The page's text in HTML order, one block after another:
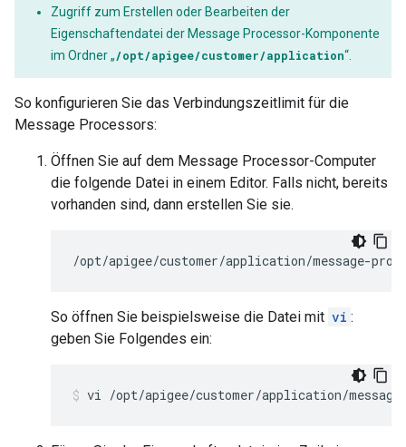
Zugriff zum Erstellen oder Bearbeiten der
Eigenschaftendatei der Message Processor-Komponente
im Ordner „/opt/apigee/customer/application“.
So konfigurieren Sie das Verbindungszeitlimit für die
Message Processors:
Öffnen Sie auf dem Message Processor-Computer
die folgende Datei in einem Editor. Falls nicht, bereits
vorhanden sind, dann erstellen Sie sie.
/opt/apigee/customer/application/message-
So öffnen Sie beispielsweise die Datei mit vi :
geben Sie Folgendes ein: